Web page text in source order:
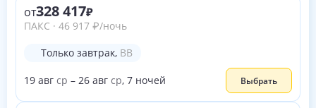
от328 417
ПАКС · 46 917 ₽/ночь
Только завтрак, BB
19 авг ср – 26 авг ср, 7 ночей Выбрать